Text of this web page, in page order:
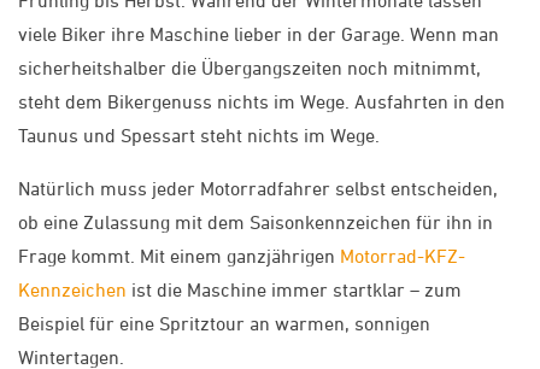
viele Biker ihre Maschine lieber in der Garage. Wenn man
sicherheitshalber die Übergangszeiten noch mitnimmt,
steht dem Bikergenuss nichts im Wege. Ausfahrten in den
Taunus und Spessart steht nichts im Wege.
Natürlich muss jeder Motorradfahrer selbst entscheiden,
ob eine Zulassung mit dem Saisonkennzeichen für ihn in
Frage kommt. Mit einem ganzjährigen Motorrad-KFZ-
Kennzeichen ist die Maschine immer startklar – zum
Beispiel für eine Spritztour an warmen, sonnigen
Wintertagen.